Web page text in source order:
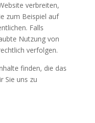
verbreiten,
zum Beispiel auf
Falls
Nutzung von
verfolgen.
finden, die das
Sie uns zu